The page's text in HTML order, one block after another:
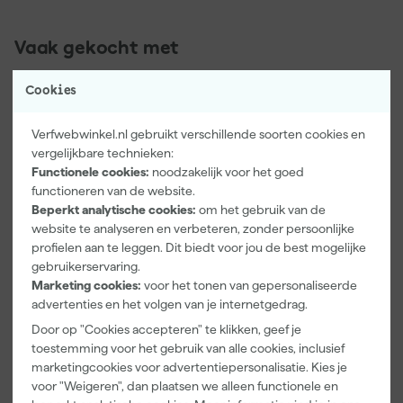
Cookies
Verfwebwinkel.nl gebruikt verschillende soorten cookies en
vergelijkbare technieken:
Functionele cookies: noodzakelijk voor het goed
functioneren van de website.
Beperkt analytische cookies: om het gebruik van de
website te analyseren en verbeteren, zonder persoonlijke
profielen aan te leggen. Dit biedt voor jou de best mogelijke
gebruikerservaring.
Marketing cookies: voor het tonen van gepersonaliseerde
advertenties en het volgen van je internetgedrag.
Door op "Cookies accepteren" te klikken, geef je
toestemming voor het gebruik van alle cookies, inclusief
marketingcookies voor advertentiepersonalisatie. Kies je
voor "Weigeren", dan plaatsen we alleen functionele en
Vaak gekocht met
Kip Tape
3307-24
Smooth-Tec
Buitengebruik
- 24mm x
50m
Maandag
bezorgd
F&B
Kleurenwaaie
Maandag
bezorgd
And Go
Verfbak -
0,5L + 5
Inzetbakken
Maandag
bezorgd